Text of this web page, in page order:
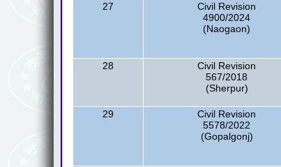
27
Civil Revision
4900/2024
(Naogaon)
28
Civil Revision
567/2018
(Sherpur)
29
Civil Revision
5578/2022
(Gopalgonj)